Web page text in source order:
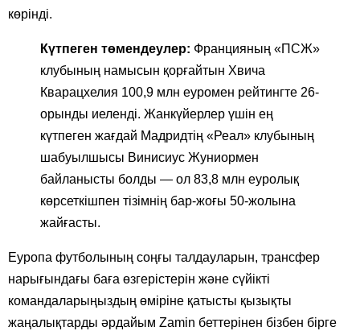
көрінді.
Күтпеген төмендеулер: Францияның «ПСЖ»
клубының намысын қорғайтын Хвича
Кварацхелия 100,9 млн еуромен рейтингте 26-
орынды иеленді. Жанкүйерлер үшін ең
күтпеген жағдай Мадридтің «Реал» клубының
шабуылшысы Винисиус Жуниормен
байланысты болды — ол 83,8 млн еуролық
көрсеткішпен тізімнің бар-жоғы 50-жолына
жайғасты.
Еуропа футболының соңғы талдауларын, трансфер
нарығындағы баға өзгерістерін және сүйікті
командаларыңыздың өміріне қатысты қызықты
жаңалықтарды әрдайым Zamin беттерінен бізбен бірге